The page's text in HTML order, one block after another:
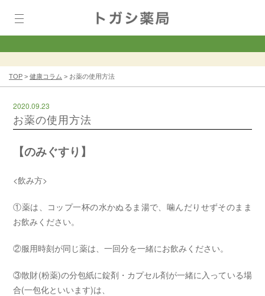
TOP > 健康コラム > お薬の使用方法
2020.09.23
お薬の使用方法
【のみぐすり】
<飲み方>
①薬は、コップ一杯の水かぬるま湯で、噛んだりせずそのまま
お飲みください。
②服用時刻が同じ薬は、一回分を一緒にお飲みください。
③散財(粉薬)の分包紙に錠剤・カプセル剤が一緒に入っている場
合(一包化といいます)は、